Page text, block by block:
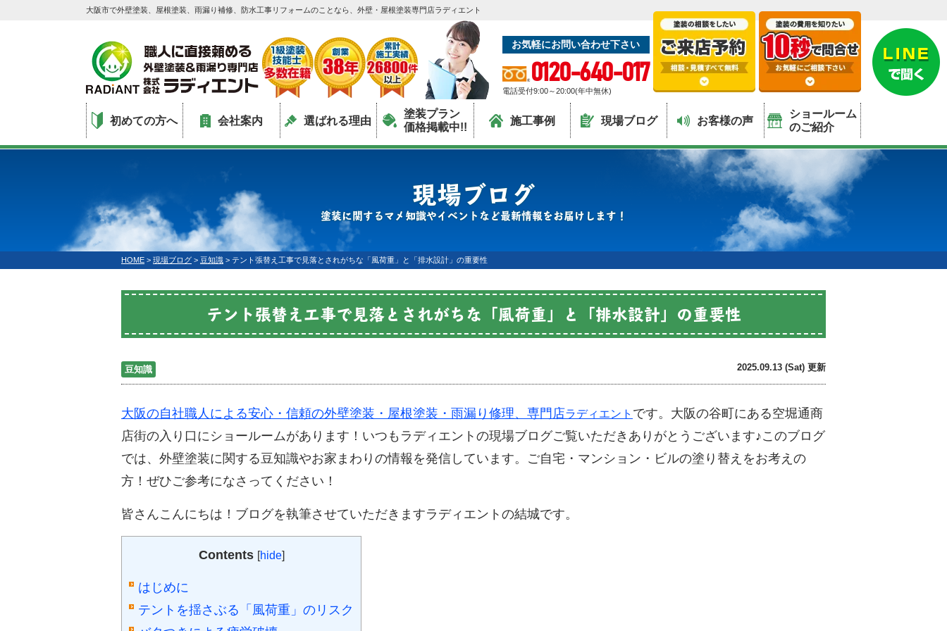
大阪市で外壁塗装、屋根塗装、雨漏り補修、防水工事リフォームのことなら、外壁・屋根塗装専門店ラディエント
お気軽にお問い合わせ下さい
0120-640-017
電話受付9:00～20:00(年中無休)
初めての方へ 会社案内 選ばれる理由
塗装プラン
価格掲載中!!
施工事例 現場ブログ お客様の声
ショールーム
のご紹介
現場ブログ
塗装に関するマメ知識やイベントなど最新情報をお届けします！
HOME > 現場ブログ > 豆知識 > テント張替え工事で見落とされがちな「風荷重」と「排水設計」の重要性
テント張替え工事で見落とされがちな「風荷重」と「排水設計」の重要性
豆知識 2025.09.13 (Sat) 更新
大阪の自社職人による安心・信頼の外壁塗装・屋根塗装・雨漏り修理、専門店ラディエント です。大阪の谷町にある空堀通商
店街の入り口にショールームがあります！いつもラディエントの現場ブログご覧いただきありがとうございます♪このブログ
では、外壁塗装に関する豆知識やお家まわりの情報を発信しています。ご自宅・マンション・ビルの塗り替えをお考えの
方！ぜひご参考になさってください！
皆さんこんにちは！ブログを執筆させていただきますラディエントの結城です。
Contents [hide]
はじめに
テントを揺さぶる「風荷重」のリスク